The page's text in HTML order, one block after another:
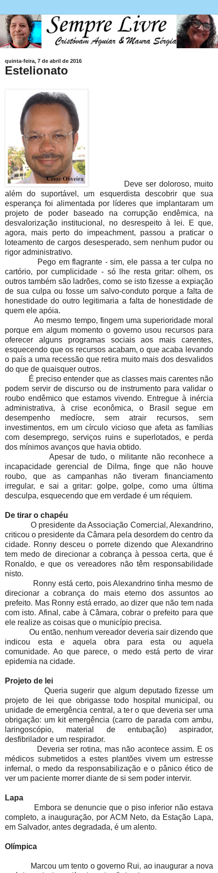
quinta-feira, 7 de abril de 2016
Estelionato
Deve ser doloroso, muito
além do suportável, um esquerdista descobrir que sua
esperança foi alimentada por líderes que implantaram um
projeto de poder baseado na corrupção endêmica, na
desvalorização institucional, no desrespeito à lei. E que,
agora, mais perto do impeachment, passou a praticar o
loteamento de cargos desesperado, sem nenhum pudor ou
rigor administrativo.
Pego em flagrante - sim, ele passa a ter culpa no
cartório, por cumplicidade - só lhe resta gritar: olhem, os
outros também são ladrões, como se isto fizesse a expiação
de sua culpa ou fosse um salvo-conduto porque a falta de
honestidade do outro legitimaria a falta de honestidade de
quem ele apóia.
Ao mesmo tempo, fingem uma superioridade moral
porque em algum momento o governo usou recursos para
oferecer alguns programas sociais aos mais carentes,
esquecendo que os recursos acabam, o que acaba levando
o país a uma recessão que retira muito mais dos desvalidos
do que de quaisquer outros.
É preciso entender que as classes mais carentes não
podem servir de discurso ou de instrumento para validar o
roubo endêmico que estamos vivendo. Entregue à inércia
administrativa, à crise econômica, o Brasil segue em
desempenho medíocre, sem atrair recursos, sem
investimentos, em um círculo vicioso que afeta as famílias
com desemprego, serviços ruins e superlotados, e perda
dos mínimos avanços que havia obtido.
Apesar de tudo, o militante não reconhece a
incapacidade gerencial de Dilma, finge que não houve
roubo, que as campanhas não tiveram financiamento
irregular, e sai a gritar: golpe, golpe, como uma última
desculpa, esquecendo que em verdade é um réquiem.
De tirar o chapéu
O presidente da Associação Comercial, Alexandrino,
criticou o presidente da Câmara pela desordem do centro da
cidade. Ronny desceu o porrete dizendo que Alexandrino
tem medo de direcionar a cobrança à pessoa certa, que é
Ronaldo, e que os vereadores não têm responsabilidade
nisto.
Ronny está certo, pois Alexandrino tinha mesmo de
direcionar a cobrança do mais eterno dos assuntos ao
prefeito. Mas Ronny está errado, ao dizer que não tem nada
com isto. Afinal, cabe à Câmara, cobrar o prefeito para que
ele realize as coisas que o município precisa.
Ou então, nenhum vereador deveria sair dizendo que
indicou esta e aquela obra para esta ou aquela
comunidade. Ao que parece, o medo está perto de virar
epidemia na cidade.
Projeto de lei
Queria sugerir que algum deputado fizesse um
projeto de lei que obrigasse todo hospital municipal, ou
unidade de emergência central, a ter o que deveria ser uma
obrigação: um kit emergência (carro de parada com ambu,
laringoscópio, material de entubação) aspirador,
desfibrilador e um respirador.
Deveria ser rotina, mas não acontece assim. E os
médicos submetidos a estes plantões vivem um estresse
infernal, o medo da responsabilização e o pânico ético de
ver um paciente morrer diante de si sem poder intervir.
Lapa
Embora se denuncie que o piso inferior não estava
completo, a inauguração, por ACM Neto, da Estação Lapa,
em Salvador, antes degradada, é um alento.
Olímpica
Marcou um tento o governo Rui, ao inaugurar a nova